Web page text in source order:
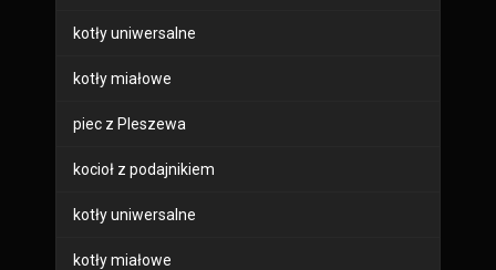
kotły uniwersalne
kotły miałowe
piec z Pleszewa
kocioł z podajnikiem
kotły uniwersalne
kotły miałowe